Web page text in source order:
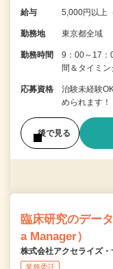
給与 5,000円以上
勤務地 東京都全域
勤務時間
9：00～17：
間＆タイミ
応募資格
治験未経験
められます！
後で見る
臨床研究のデー
a Manager）
株式会社アクセライズ・
業務委託